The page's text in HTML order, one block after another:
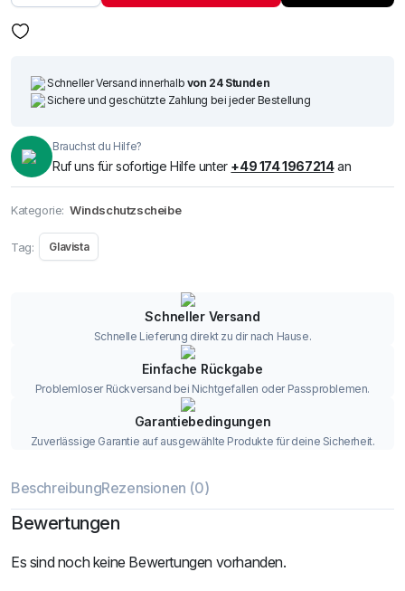
Menge
Schneller Versand innerhalb von 24 Stunden
Sichere und geschützte Zahlung bei jeder Bestellung
Brauchst du Hilfe?
Ruf uns für sofortige Hilfe unter +49 174 1967214an
Kategorie: Windschutzscheibe
Tag: Glavista
Schneller Versand
Schnelle Lieferung direkt zu dir nach Hause.
Einfache Rückgabe
Problemloser Rückversand bei Nichtgefallen oder Passproblemen.
Garantiebedingungen
Zuverlässige Garantie auf ausgewählte Produkte für deine Sicherheit.
BeschreibungRezensionen (0)
Bewertungen
Es sind noch keine Bewertungen vorhanden.